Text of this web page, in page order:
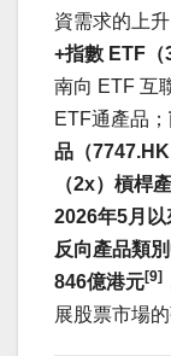
資需求的上
+指數 ETF （
南向 ETF 互
ETF通產品；
品（7747.HK
（2x）槓桿
2026年5月以
反向產品類
846億港元[9]
展股票市場的